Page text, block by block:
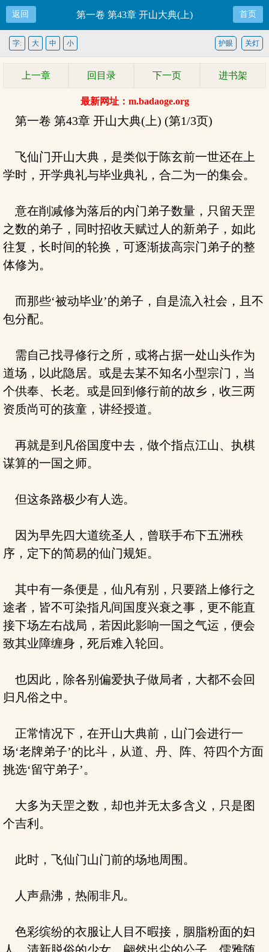
返回 第一卷 第43章 开山大典(上) 首页
关灯
护眼
字: 大 中 小
上一章 回目录 下一页 进书架
最新网址：m.badaoge.org
第一卷 第43章 开山大典(上) (第1/3页)
飞仙门开山大典，是类似于陈玄前一世还在上
学时，开学典礼与毕业典礼，合二为一的集会。
意在削减修为落后的内门弟子数量，只留天罡
之数的弟子，同时招收天赋过人的新弟子，如此
往复，长时间的轮换，可逐渐拔高宗门弟子的整
体修为。
而那些‘被动毕业’的弟子，自是流入社会，且不
包分配。
需自己找寻修行之所，或将占据一处山头作为
道场，以此隐居。或是去某不知名小型宗门，当
个供奉、长老。或是回到修行前的故乡，收三两
资质尚可的孩童，讲经授道。
再就是到凡俗国度中去，做个指点江山、执棋
谋算的一国之师。
但这条路极少有人选。
因为早先四大道统圣人，曾联手布下五洲秩
序，定下的简易的仙门规矩。
其中有一条便是，仙凡有别，只要踏上修行之
途者，皆不可染指凡间国度兴衰之事，更不能直
接下场左右战局，若因此影响一国之气运，便会
致其业障缠身，死后难入轮回。
也因此，除各别偏爱执子做局者，大都不会回
归凡俗之中。
正常情况下，在开山大典前，山门会进行一
场‘老牌弟子’的比斗，从道、丹、阵、符四个方面
挑选‘留守弟子’。
大多为天罡之数，却也并无太多含义，只是图
个吉利。
此时，飞仙门山门前的场地周围。
人声鼎沸，热闹非凡。
色彩缤纷的衣服让人目不暇接，胭脂粉面的妇